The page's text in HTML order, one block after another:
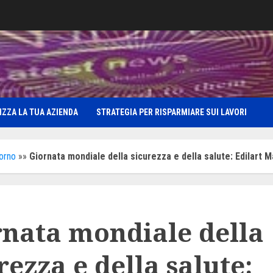
LA TUA AZIENDA STRATEGIA PER RISPARMIARE SUI LAVORI
»» Giornata mondiale della sicurezza e della salute: Edilart
mondiale della
e della salute: